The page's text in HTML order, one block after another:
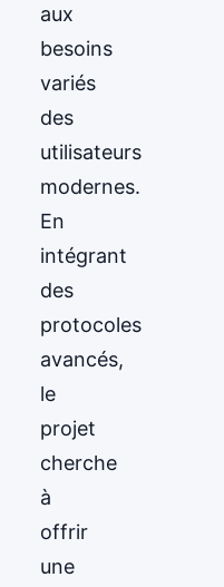
aux
besoins
variés
des
utilisateurs
modernes.
En
intégrant
des
protocoles
avancés,
le
projet
cherche
à
offrir
une